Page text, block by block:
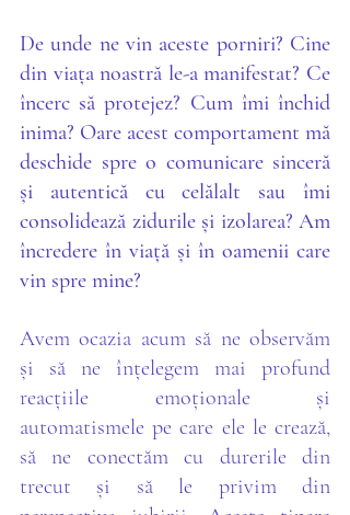
De unde ne vin aceste porniri? Cine
din viața noastră le-a manifestat? Ce
încerc să protejez? Cum îmi închid
inima? Oare acest comportament mă
deschide spre o comunicare sinceră
și autentică cu celălalt sau îmi
consolidează zidurile și izolarea? Am
încredere în viață și în oamenii care
vin spre mine?
Avem ocazia acum să ne observăm
și să ne înțelegem mai profund
reacțiile emoționale și
automatismele pe care ele le crează,
să ne conectăm cu durerile din
trecut și să le privim din